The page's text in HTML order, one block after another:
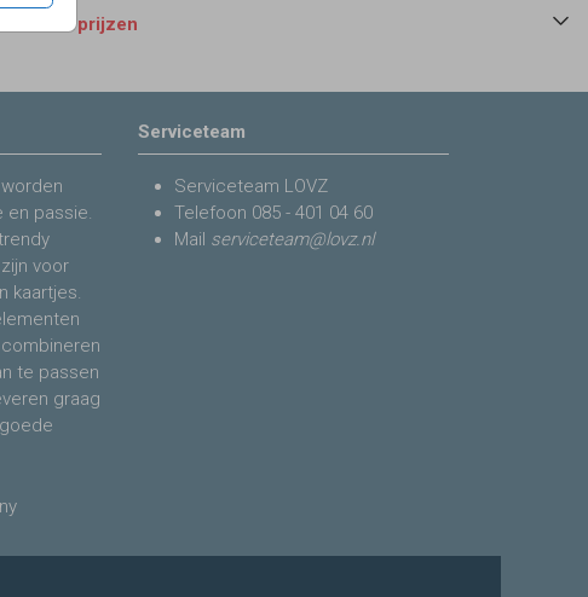
en prijzen
passie.
voor
kaartjes.
te passen
graag
Serviceteam
Serviceteam LOVZ
Telefoon 085 - 401 04 60
Mail serviceteam@lovz.nl